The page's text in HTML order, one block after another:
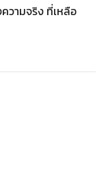
วามจริง ที่เหลือ